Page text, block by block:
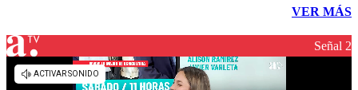
VER MÁS
Señal 2